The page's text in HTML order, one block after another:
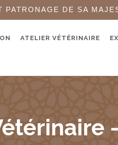
PATRONAGE DE SA
ATELIER VÉTÉRINAIRE